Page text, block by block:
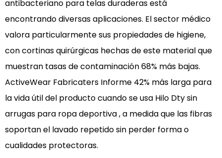
sostenibilidad
4.1
4.1
Análisis
comparativo
del
ciclo
de
vida
5
antibacteriano para telas duraderasestá
encontrando diversas aplicaciones. El sector médico
valora particularmente sus propiedades de higiene,
con cortinas quirúrgicas hechas de este material que
muestran tasas de contaminación 68% más bajas.
ActiveWear Fabricaters Informe 42% más larga para
la vida útil del producto cuando se usa Hilo Dty sin
arrugas para ropa deportiva, a medida que las fibras
soportan el lavado repetido sin perder forma o
cualidades protectoras.